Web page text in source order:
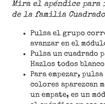
Mira el apéndice
de la familia
Pulsa el grupo
avanzar en el
Pulsa un cuadrado
Hazlos todos
Para empezar,
colores aparezcan
un empate, es un